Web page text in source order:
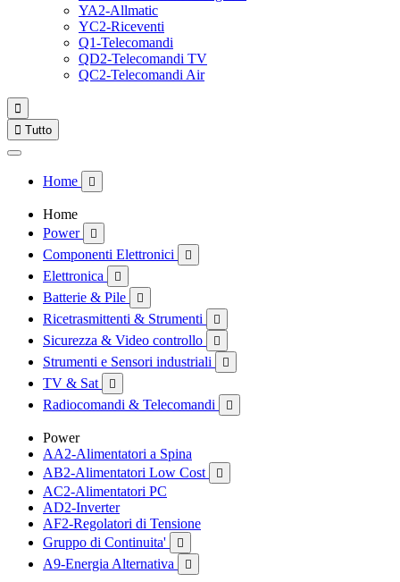
YA2-Allmatic
YC2-Riceventi
Q1-Telecomandi
QD2-Telecomandi TV
QC2-Telecomandi Air

 Tutto
Home 
Home
Power

Componenti Elettronici 
Elettronica 
Batterie & Pile 
Ricetrasmittenti & Strumenti 
Sicurezza & Video controllo 
Strumenti e Sensori industriali 
TV & Sat 
Radiocomandi & Telecomandi 
Power
AA2-Alimentatori a Spina
AB2-Alimentatori Low Cost

AC2-Alimentatori PC
AD2-Inverter
AF2-Regolatori di Tensione
Gruppo di Continuita'

A9-Energia Alternativa 